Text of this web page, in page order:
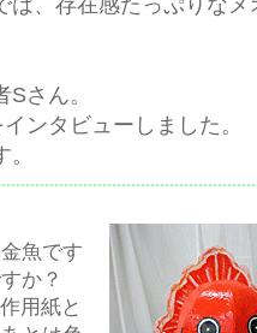
さん。
ンタビューしました。
魚です
か？
用紙と